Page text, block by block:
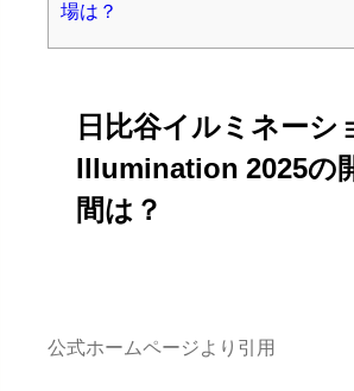
場は？
日比谷イルミネーシ
Illumination 2025の
間は？
公式ホームページより引用